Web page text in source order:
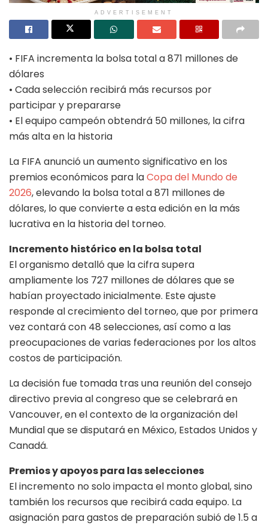
ADVERTISEMENT
• FIFA incrementa la bolsa total a 871 millones de
dólares
• Cada selección recibirá más recursos por
participar y prepararse
• El equipo campeón obtendrá 50 millones, la cifra
más alta en la historia
La FIFA anunció un aumento significativo en los
premios económicos para laCopa del Mundo de
2026, elevando la bolsa total a 871 millones de
dólares, lo que convierte a esta edición en la más
lucrativa en la historia del torneo.
Incremento histórico en la bolsa total
El organismo detalló que la cifra supera
ampliamente los 727 millones de dólares que se
habían proyectado inicialmente. Este ajuste
responde al crecimiento del torneo, que por primera
vez contará con 48 selecciones, así como a las
preocupaciones de varias federaciones por los altos
costos de participación.
La decisión fue tomada tras una reunión del consejo
directivo previa al congreso que se celebrará en
Vancouver, en el contexto de la organización del
Mundial que se disputará en México, Estados Unidos y
Canadá.
Premios y apoyos para las selecciones
El incremento no solo impacta el monto global, sino
también los recursos que recibirá cada equipo. La
asignación para gastos de preparación subió de 1.5 a